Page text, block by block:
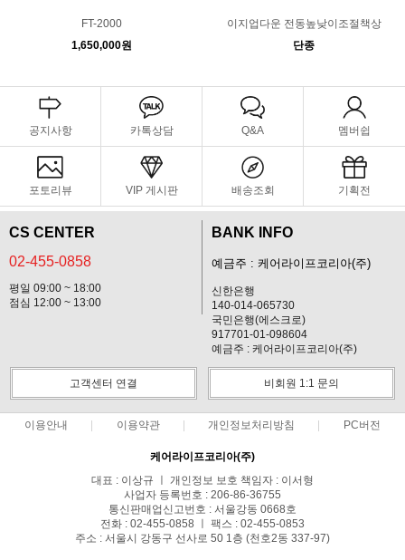
FT-2000
1,650,000원
이지업다운 전동높낮이조절책상
단종
공지사항 카톡상담 Q&A 멤버쉽
포토리뷰 VIP 게시판 배송조회 기획전
CS CENTER
02-455-0858
평일 09:00 ~ 18:00
점심 12:00 ~ 13:00
BANK INFO
예금주 : 케어라이프코리아(주)
신한은행
140-014-065730
국민은행(에스크로)
917701-01-098604
예금주 : 케어라이프코리아(주)
고객센터 연결 비회원 1:1 문의
이용안내 이용약관 개인정보처리방침 PC버전
케어라이프코리아(주)
대표 : 이상규 ㅣ 개인정보 보호 책임자 : 이서형
사업자 등록번호 : 206-86-36755
통신판매업신고번호 : 서울강동 0668호
전화 : 02-455-0858 ㅣ 팩스 : 02-455-0853
주소 : 서울시 강동구 선사로 50 1층 (천호2동 337-97)